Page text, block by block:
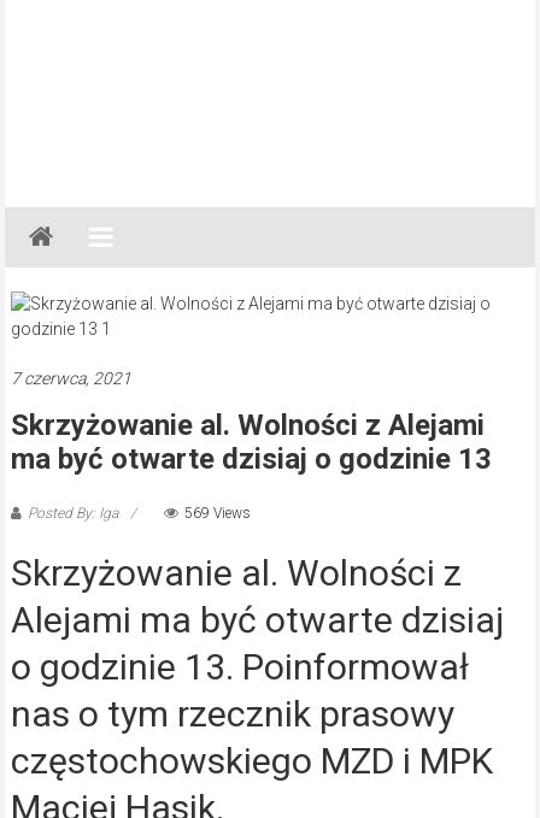
Gazeta
Regionalna
Częstochowa,
Kłobuck,
Myszków
7 czerwca, 2021
Skrzyżowanie al. Wolności z Alejami
ma być otwarte dzisiaj o godzinie 13
Posted By: Iga 569 Views
Skrzyżowanie al. Wolności z
Alejami ma być otwarte dzisiaj
o godzinie 13. Poinformował
nas o tym rzecznik prasowy
częstochowskiego MZD i MPK
Maciej Hasik.